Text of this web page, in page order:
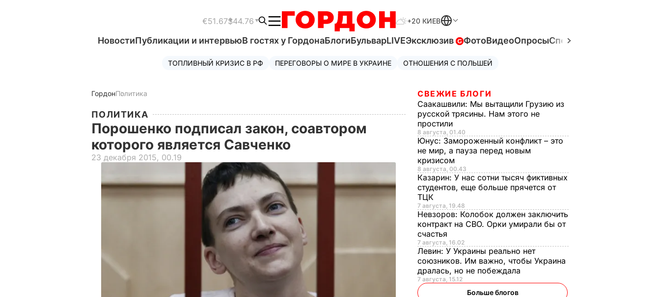
€51.67$44.76 +20 КИЕВ
НовостиПубликации и интервьюВ гостях у ГордонаБлогиБульварLIVEЭксклюзив ФотоВидеоОпросыСпецпроекты
ТОПЛИВНЫЙ КРИЗИС В РФ ПЕРЕГОВОРЫ О МИРЕ В УКРАИНЕ ОТНОШЕНИЯ С ПОЛЬШЕЙ
ГордонПолитика
ПОЛИТИКА
Порошенко подписал закон, соавтором
которого является Савченко
23 декабря 2015, 00.19
СВЕЖИЕ БЛОГИ
Саакашвили: Мы вытащили Грузию из
русской трясины. Нам этого не
простили
8 августа, 01.40
Юнус: Замороженный конфликт – это
не мир, а пауза перед новым
кризисом
8 августа, 00.43
Казарин: У нас сотни тысяч фиктивных
студентов, еще больше прячется от
ТЦК
7 августа, 19.48
Невзоров: Колобок должен заключить
контракт на СВО. Орки умирали бы от
счастья
7 августа, 16.02
Левин: У Украины реально нет
союзников. Им важно, чтобы Украина
дралась, но не побеждала
7 августа, 15.12
Больше блогов